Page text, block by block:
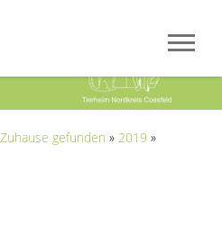
Zuhause gefunden » 2019 »